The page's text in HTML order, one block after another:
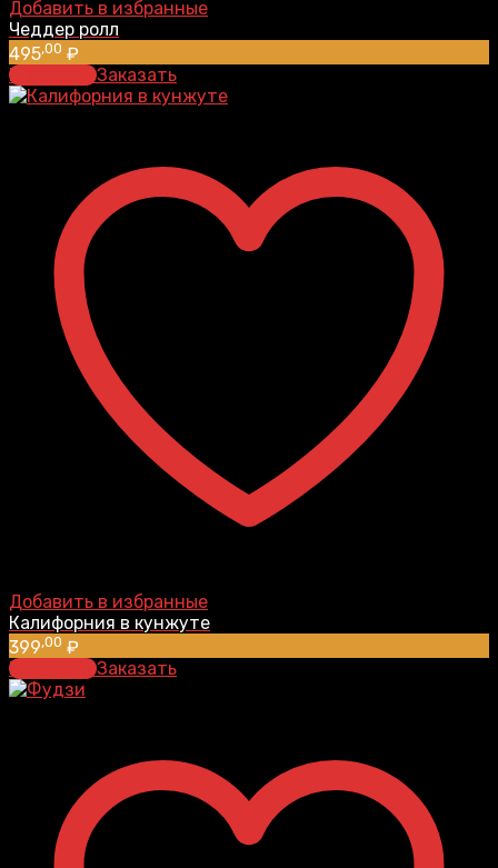
Добавить в избранные
Чеддер ролл
495,00 ₽
В корзинуЗаказать
Добавить в избранные
Калифорния в кунжуте
399,00 ₽
В корзинуЗаказать